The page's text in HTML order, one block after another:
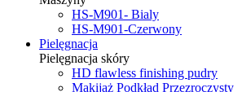
HS-M901- Bialy
HS-M901-Czerwony
Pielęgnacja
Pielęgnacja skóry
HD flawless finishing pudry
Makijaż Podkład Przezroczysty